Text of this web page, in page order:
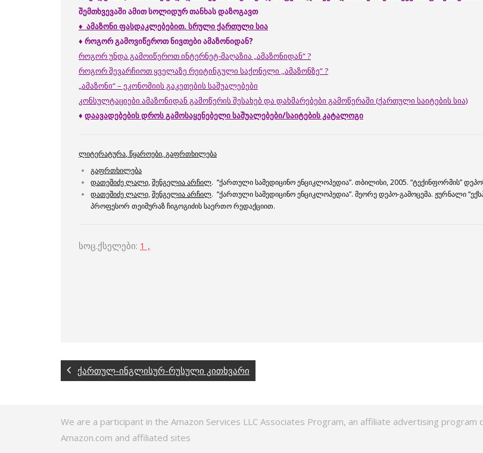
შემთხვევაში ამით სოლიდურ თანხას დაზოგავთ
♦ ამაზონი ფასდაკლებებით. სრული ქართული სია
♦ როგორგამოვიწეროთნივთებიამაზონიდან?
როგორ უნდა გამოიწეროთ ინტერნეტ-მაღაზია „ამაზონიდან“ ?
როგორ შევარჩიოთ ყველაზე რეიტინგული საქონელი ,,ამაზონზე” ?
„ამაზონი“ – ეკონომიის გაკეთების საშუალებები
კონსულტაციები ამაზონიდან გამოწერის შესახებ და დახმარებები გამოწერაში (ქართული საიტების სია)
♦ დაავადებების დროს გამოსაყენებელი საშუალებები/საიტების კატალოგი
ლიტერატურა,წყაროები,გაფრთხილება
გაფრთხილება
დათეშიძე ლალი,შენგელია არჩილ. “ქართული სამედიცინო ენციკლოპედია”. თბილისი, 2005. “ტექინფორმის”
დათეშიძე ლალი,შენგელია არჩილ. “ქართული სამედიცინო ენციკლოპედია”. მეორე დეპო-გამოცემა. ჟურნალი
პროფესორ თეიმურაზ ჩიგოგიძის საერთო რედაქციით.
სოც.ქსელები: 1 ,
ქართულ-ინგლისურ-რუსული კითხვარი
We are a participant in the Amazon Services LLC Associates Program, an affiliate advertising
Amazon.com and affiliated sites